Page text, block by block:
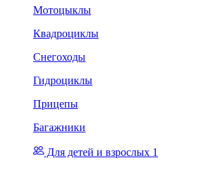
Мотоцыклы
Квадроциклы
Снегоходы
Гидроциклы
Прицепы
Багажники
Для детей и взрослых 1